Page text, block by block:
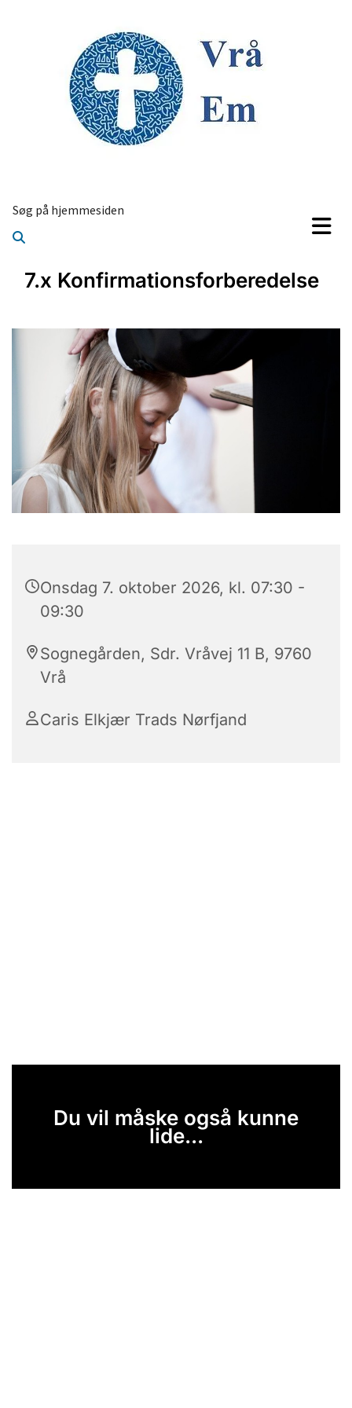
Søg på hjemmesiden
7.x Konfirmationsforberedelse
Onsdag 7. oktober 2026, kl. 07:30 -
09:30
Sognegården, Sdr. Vråvej 11 B, 9760
Vrå
Caris Elkjær Trads Nørfjand
Du vil måske også kunne
lide...